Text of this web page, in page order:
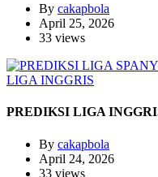
By cakapbola
April 25, 2026
33 views
LIGA INGGRIS
PREDIKSI LIGA
By cakapbola
April 24, 2026
33 views